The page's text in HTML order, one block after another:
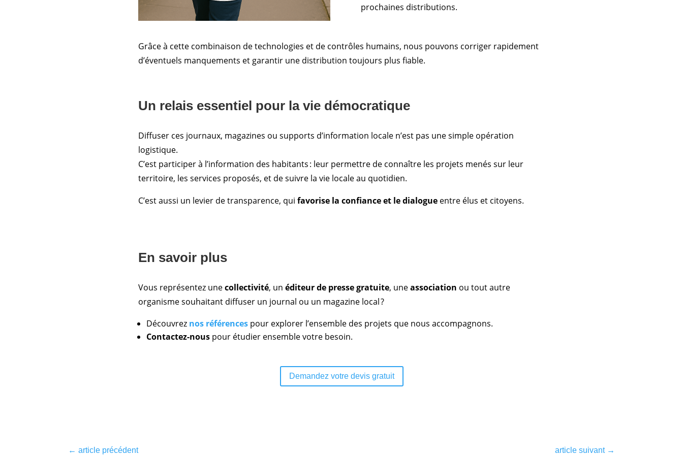
prochaines distributions.
Grâce à cette combinaison de technologies et de contrôles humains, nous pouvons corriger rapidement
d’éventuels manquements et garantir une distribution toujours plus fiable.
Un relais essentiel pour la vie démocratique
Diffuser ces journaux, magazines ou supports d’information locale n’est pas une simple opération
logistique.
C’est participer à l’information des habitants : leur permettre de connaître les projets menés sur leur
territoire, les services proposés, et de suivre la vie locale au quotidien.
C’est aussi un levier de transparence, qui favorise la confiance et le dialogue entre élus et citoyens.
En savoir plus
Vous représentez unecollectivité, un éditeur de presse gratuite, uneassociation ou tout autre
organisme souhaitant diffuser un journal ou un magazine local ?
Découvrez nos références pour explorer l’ensemble des projets que nous accompagnons.
Contactez-nous pour étudier ensemble votre besoin.
Demandez votre devis gratuit
←article précédent article suivant→